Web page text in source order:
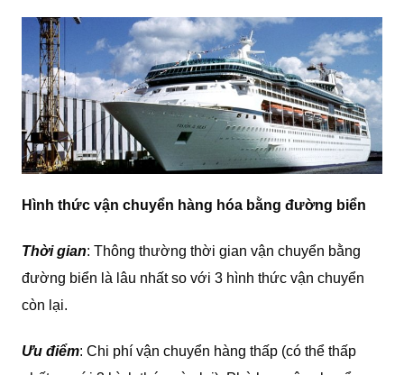
Hình thức vận chuyển hàng hóa bằng đường biển
Thời gian: Thông thường thời gian vận chuyển bằng
đường biển là lâu nhất so với 3 hình thức vận chuyển
còn lại.
Ưu điểm: Chi phí vận chuyển hàng thấp (có thể thấp